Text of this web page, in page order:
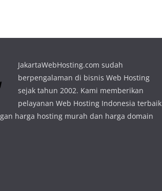
JakartaWebHosting.com sudah
berpengalaman di bisnis Web Hosting
sejak tahun 2002. Kami memberikan
pelayanan Web Hosting Indonesia terbaik
harga hosting murah dan harga domain